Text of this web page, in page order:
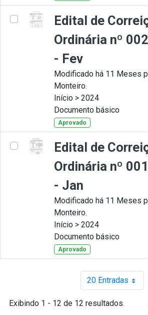
Edital de
Ordinária nº
- Fev
Modificado há 11 Meses
Monteiro.
Início > 2024
Documento básico
Aprovado
Edital de
Ordinária nº
- Jan
Modificado há 11 Meses
Monteiro.
Início > 2024
Documento básico
Aprovado
20 EntradasPor página
Exibindo 1 - 12 de 12 resultados.